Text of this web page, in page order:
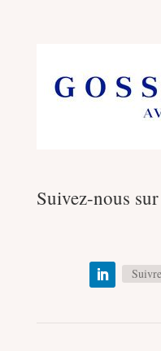
Suivez-nous
Suivre